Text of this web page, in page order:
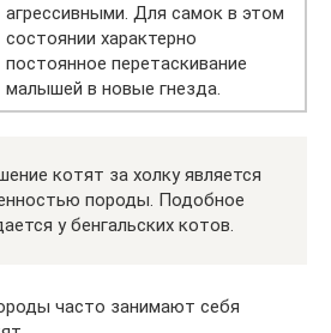
агрессивными. Для самок в этом
состоянии характерно
постоянное перетаскивание
малышей в новые гнезда.
котят за холку является
породы. Подобное
у бенгальских котов.
часто занимают себя